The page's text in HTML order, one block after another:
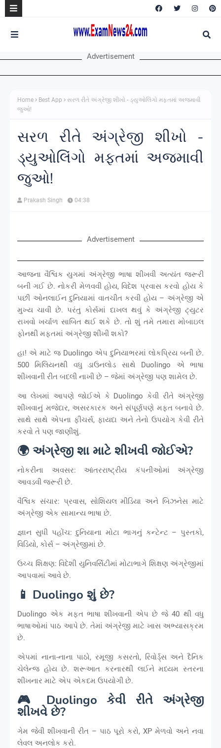
Advertisement
Home Best App
સરળ રીતે અંગ્રેજી શીખો - ડ્યુઓલિંગો મફતમાં અજમાવી
જુઓ!
સરળ રીતે અંગ્રેજી શીખો -
ડ્યુઓલિંગો મફતમાં અજમાવી
જુઓ!
Prakash Singh 04:38
Advertisement
આજના વૈશ્વિક યુગમાં અંગ્રેજી ભાષા શીખવી અત્યંત જરૂરી
બની ગઈ છે. નોકરી મેળવવી હોય, વિદેશ પ્રવાસ કરવો હોય કે
પછી ઓનલાઈન દુનિયામાં વાતચીત કરવી હોય – અંગ્રેજી એ
મુખ્ય ચાવી છે. પરંતુ કોર્સમાં દાખલ થવું કે અંગ્રેજી ટ્યુટર
રાખવો ખર્ચાળ સાબિત થઈ શકે છે. તો શું તમે તમારા મોબાઇલ
ફોનથી મફતમાં અંગ્રેજી શીખી શકો?
હા! એ માટે જ Duolingo એપ દુનિયાભરમાં લોકપ્રિય બની છે.
500 મિલિયનથી વધુ ડાઉનલોડ સાથે Duolingo એ ભાષા
શીખવાની રીત બદલી નાખી છે – જેમાં અંગ્રેજી પણ શામેલ છે.
આ લેખમાં આપણે જોઈએ કે Duolingo કેવી રીતે અંગ્રેજી
શીખવાનું મજેદાર, અસરકારક અને સંપૂર્ણપણે મફત બનાવે છે.
સાથે સાથે એપના ફીચર્સ, ફાયદા અને તેનો ઉપયોગ કેવી રીતે
કરવો તે પણ જાણીશું.
🌍 અંગ્રેજી શા માટે શીખવી જોઈએ?
નોકરીના અવસર: આંતરરાષ્ટ્રીય કંપનીઓમાં અંગ્રેજી
આવડવી જરૂરી છે.
વૈશ્વિક સંચાર: પ્રવાસ, સોશિયલ મીડિયા અને બિઝનેસ માટે
અંગ્રેજી એક સામાન્ય ભાષા છે.
જ્ઞાન સુધી પહોંચ: દુનિયાના મોટા ભાગનું કન્ટેન્ટ – પુસ્તકો,
વિડિયો, કોર્સ – અંગ્રેજીમાં છે.
ઉચ્ચ શિક્ષણ: વિદેશી યુનિવર્સિટીમાં મોટાભાગે શિક્ષણ અંગ્રેજીમાં
આપવામાં આવે છે.
📱 Duolingo શું છે?
Duolingo એક મફત ભાષા શીખવાની એપ છે જે 40 થી વધુ
ભાષાઓમાં પાઠ આપે છે. તેમાં અંગ્રેજી માટે ખાસ અભ્યાસક્રમ
છે.
એપમાં નાના-નાના પાઠો, રમૂજી કસરતો, રિવોર્ડ્સ અને દૈનિક
ચેલેન્જ હોય છે. શરૂઆત કરનારથી લઈને મધ્યમ સ્તરના
શીખનાર માટે એપ એકદમ ઉપયોગી છે.
🎮 Duolingo કેવી રીતે અંગ્રેજી
શીખવે છે?
ગેમ જેવી શીખવાની રીત – પાઠ પૂરો કરો, XP મેળવો અને નવા
લેવલ અનલોક કરો.